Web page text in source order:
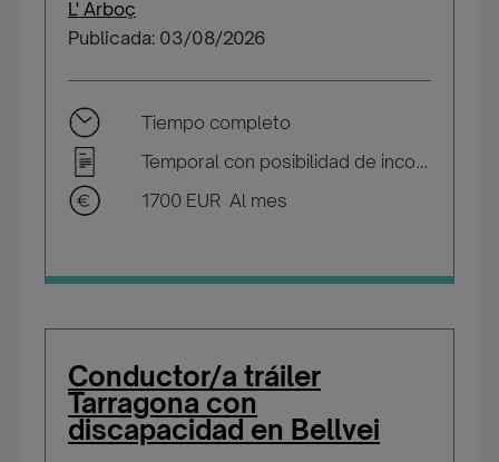
L' Arboç
Publicada: 03/08/2026
Tiempo completo
Temporal con posibilidad de incorporarse a plantilla
1700 EUR Al mes
Conductor/a tráiler
Tarragona con
discapacidad en Bellvei